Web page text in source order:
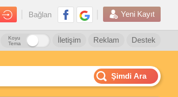
Bağlan Yeni Kayıt
Destek
Reklam
İletişim
Koyu
Tema
Şimdi Ara